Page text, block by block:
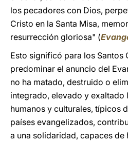
los pecadores con Dios,
Cristo en la Santa Misa,
resurrección gloriosa" (
Esto significó para los Santos
predominar el anuncio del
no ha matado, destruido o
integrado, elevado y exaltado
humanos y culturales, típicos
países evangelizados,
a una solidaridad, capaces de